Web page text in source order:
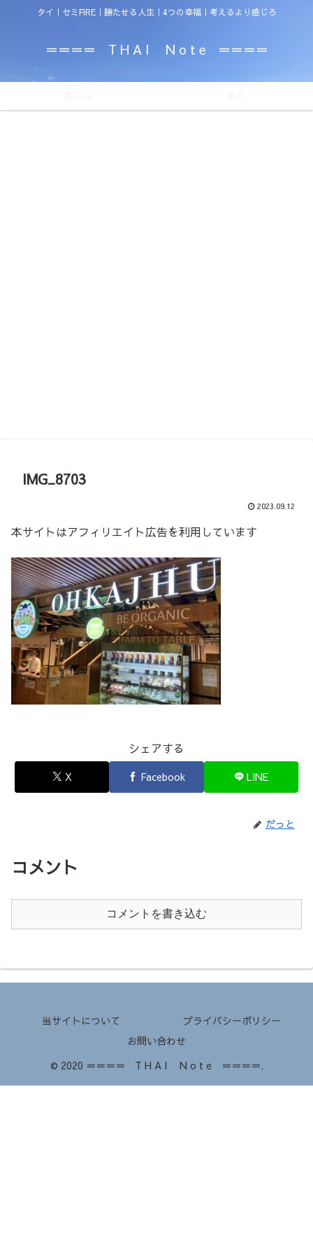
タイ｜セミFIRE｜勝たせる人生｜4つの幸福｜考えるより感じろ
＝＝＝＝ T H A I N o t e ＝＝＝＝
IMG_8703
2023.09.12
本サイトはアフィリエイト広告を利用しています
シェアする
X Facebook LINE
だっと
コメント
コメントを書き込む
当サイトについて
プライバシーポリシー
お問い合わせ
© 2020 ＝＝＝＝ T H A I N o t e ＝＝＝＝.